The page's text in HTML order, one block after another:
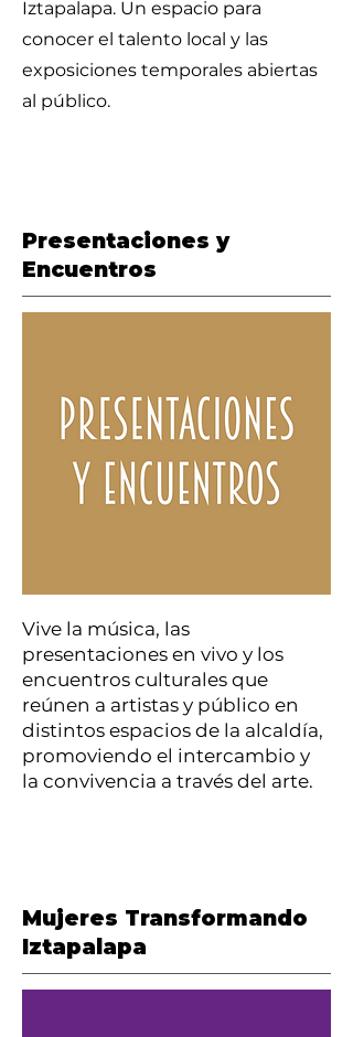
Iztapalapa. Un espacio para
conocer el talento local y las
exposiciones temporales abiertas
al público.
Presentaciones y
Encuentros
Vive la música, las
presentaciones en vivo y los
encuentros culturales que
reúnen a artistas y público en
distintos espacios de la alcaldía,
promoviendo el intercambio y
la convivencia a través del arte.
Mujeres Transformando
Iztapalapa